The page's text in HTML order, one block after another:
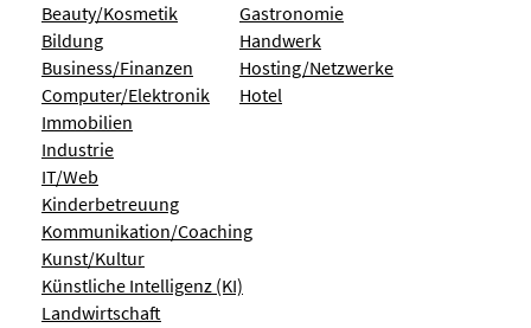
Beauty/Kosmetik
Bildung
Business/Finanzen
Computer/Elektronik
Gastronomie
Handwerk
Hosting/Netzwerke
Hotel
Immobilien
Industrie
IT/Web
Kinderbetreuung
Kommunikation/Coaching
Kunst/Kultur
Künstliche Intelligenz (KI)
Landwirtschaft